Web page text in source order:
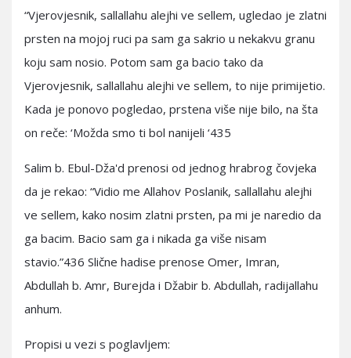
“Vjerovjesnik, sallallahu alejhi ve sellem, ugledao je zlatni
prsten na mojoj ruci pa sam ga sakrio u nekakvu granu
koju sam nosio. Potom sam ga bacio tako da
Vjerovjesnik, sallallahu alejhi ve sellem, to nije primijetio.
Kada je ponovo pogledao, prstena više nije bilo, na šta
on reče: ‘Možda smo ti bol nanijeli ‘435
Salim b. Ebul-Dža'd prenosi od jednog hrabrog čovjeka
da je rekao: “Vidio me Allahov Poslanik, sallallahu alejhi
ve sellem, kako nosim zlatni prsten, pa mi je naredio da
ga bacim. Bacio sam ga i nikada ga više nisam
stavio.”436 Slične hadise prenose Omer, Imran,
Abdullah b. Amr, Burejda i Džabir b. Abdullah, radijallahu
anhum.
Propisi u vezi s poglavljem: